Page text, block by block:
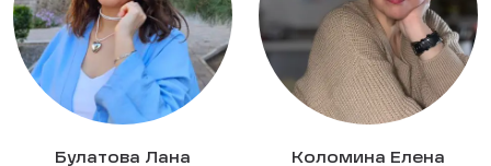
Булатова Лана Коломина Елена